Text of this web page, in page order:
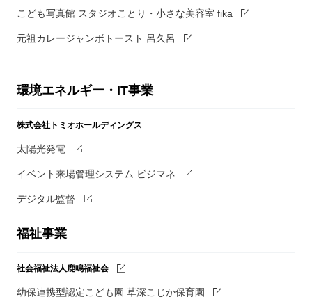
こども写真館 スタジオことり・小さな美容室 fika
元祖カレージャンボトースト 呂久呂
環境エネルギー・IT事業
株式会社トミオホールディングス
太陽光発電
イベント来場管理システム ビジマネ
デジタル監督
福祉事業
社会福祉法人鹿鳴福祉会
幼保連携型認定こども園 草深こじか保育園